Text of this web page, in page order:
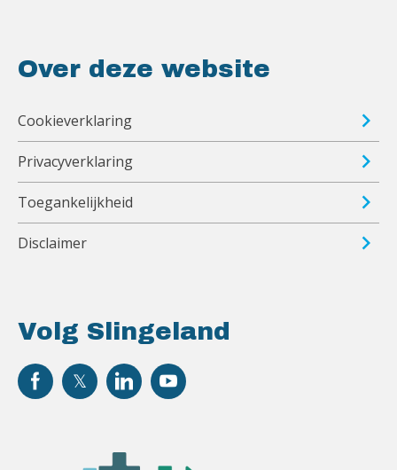
Volg Slingeland
Over deze website
Cookieverklaring
Privacyverklaring
Toegankelijkheid
Disclaimer